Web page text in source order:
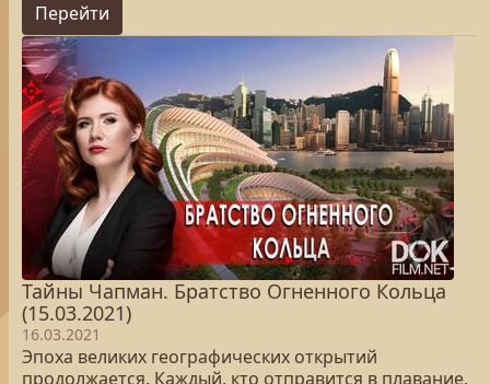
Перейти
Тайны Чапман. Братство Огненного Кольца
(15.03.2021)
16.03.2021
Эпоха великих географических открытий
продолжается. Каждый, кто отправится в плавание,